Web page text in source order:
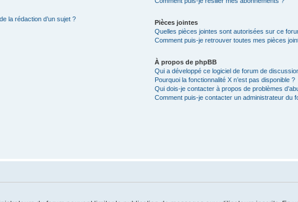
la rédaction d’un sujet ?
Pièces jointes
Quelles pièces jointes sont autorisées sur ce
Comment puis-je retrouver toutes mes pièces
À propos de phpBB
Qui a développé ce logiciel de forum de
Pourquoi la fonctionnalité X n’est pas disponible ?
Qui dois-je contacter à propos de problèmes
Comment puis-je contacter un administrateur du